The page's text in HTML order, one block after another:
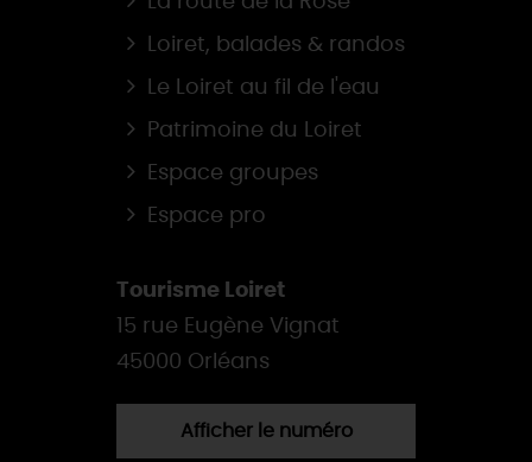
Loiret, balades & randos
Le Loiret au fil de l'eau
Patrimoine du Loiret
Espace groupes
Espace pro
Tourisme Loiret
15 rue Eugène Vignat
45000 Orléans
Afficher le numéro